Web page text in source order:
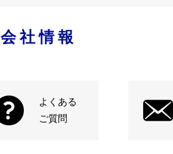
会社情報
よくある
ご質問